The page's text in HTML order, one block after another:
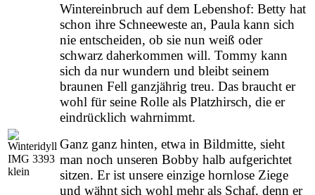
Wintereinbruch auf dem Lebenshof: Betty hat
schon ihre Schneeweste an, Paula kann sich
nie entscheiden, ob sie nun weiß oder
schwarz daherkommen will. Tommy kann
sich da nur wundern und bleibt seinem
braunen Fell ganzjährig treu. Das braucht er
wohl für seine Rolle als Platzhirsch, die er
eindrücklich wahrnimmt.
Ganz ganz hinten, etwa in Bildmitte, sieht
man noch unseren Bobby halb aufgerichtet
sitzen. Er ist unsere einzige hornlose Ziege
und wähnt sich wohl mehr als Schaf, denn er